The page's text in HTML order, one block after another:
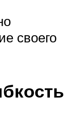
своего